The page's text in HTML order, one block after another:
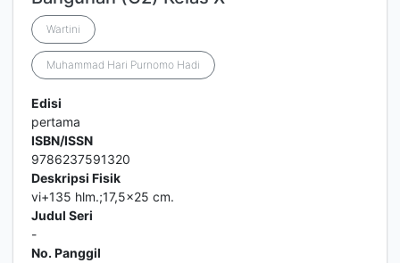
Wartini
Muhammad Hari Purnomo Hadi
Edisi
pertama
ISBN/ISSN
9786237591320
Deskripsi Fisik
vi+135 hlm.;17,5x25 cm.
Judul Seri
-
No. Panggil